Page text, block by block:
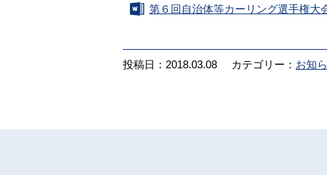
第６回自治体等カーリング選手権大
投稿日：2018.03.08 カテゴリー： お知